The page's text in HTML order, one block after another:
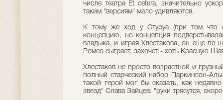
числе театра Et cetera, значительно
таким "версиям" мало удивляются.
К тому же ход у Стуруа (при том что
концепцию, но концепция
владыка, и играя Хлестакова, он еще по
Ромео сыграет, захочет - хоть Красную
Хлестаков не просто возрастной и
полный старческий набор Паркинсон-
такой герой мог бы сказать, как
звезд" Слава Зайцев: "руки трясутся,